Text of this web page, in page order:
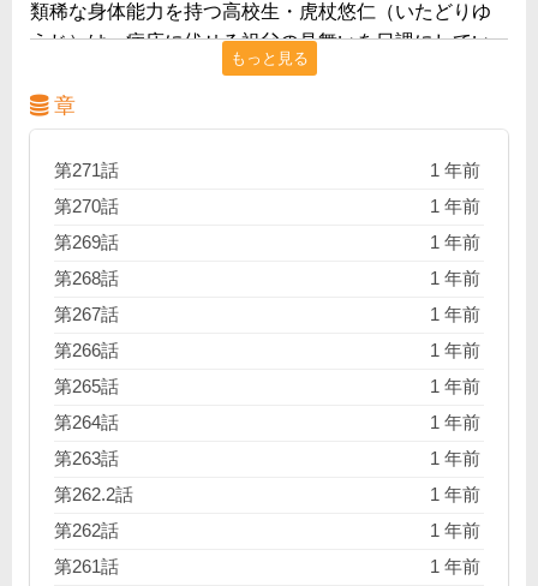
類稀な身体能力を持つ高校生・虎杖悠仁（いたどりゆ
うじ）は、病床に伏せる祖父の見舞いを日課にしてい
た。だがある日学校に眠る「呪物」の封印が解かれ、
化物が現れてしまう。取り残された先輩を救う為、校
舎へ乗り込む虎杖だが!?
もっと見る
章
第271話
1 年前
第270話
1 年前
第269話
1 年前
第268話
1 年前
第267話
1 年前
第266話
1 年前
第265話
1 年前
第264話
1 年前
第263話
1 年前
第262.2話
1 年前
第262話
1 年前
第261話
1 年前